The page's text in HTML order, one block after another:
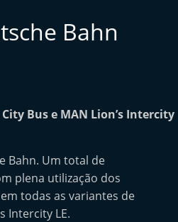
Bahn
Bus e MAN Lion’s Intercity
Bahn. Um total de
plena utilização dos
todas as variantes de
Intercity LE.